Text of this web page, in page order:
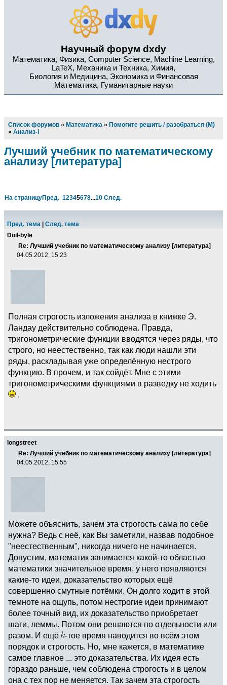
Научный форум dxdy
Математика, Физика, Computer Science, Machine Learning,
LaTeX, Механика и Техника, Химия,
Биология и Медицина, Экономика и Финансовая
Математика, Гуманитарные науки
Список форумов » Математика » Помогите решить / разобраться (М)
» Анализ-I
Лучший учебник по математическому
анализу [литература]
На страницуПред. 12345678...10 След.
Пред. тема
След. тема
Doil-byle
Re: Лучший учебник по математическому анализу [литература]
04.05.2012, 15:23
Полная строгость изложения анализа в книжке Э.
Ландау действительно соблюдена. Правда,
тригонометрические функции вводятся через ряды, что
строго, но неестественно, так как люди нашли эти
ряды, раскладывая уже определённую нестрого
функцию. В прочем, и так сойдёт. Мне с этими
тригонометрическими функциями в разведку не ходить
.
longstreet
Re: Лучший учебник по математическому анализу [литература]
04.05.2012, 15:55
Можете объяснить, зачем эта строгость сама по себе
нужна? Ведь с неё, как Вы заметили, назвав подобное
"неестественным", никогда ничего не начинается.
Допустим, математик занимается какой-то областью
математики значительное время, у него появляются
какие-то идеи, доказательство которых ещё
совершенно смутные потёмки. Он долго ходит в этой
темноте на ощупь, потом нестрогие идеи принимают
более точный вид, их доказательство приобретает
шаги, леммы. Потом они решаются по отдельности или
разом. И ещё
-тое время наводится во всём этом
порядок и строгость. Но, мне кажется, в математике
самое главное
это доказательства. Их идея есть
гораздо раньше, чем соблюдена строгость и в целом
она с тех пор не меняется. Так зачем эта строгость